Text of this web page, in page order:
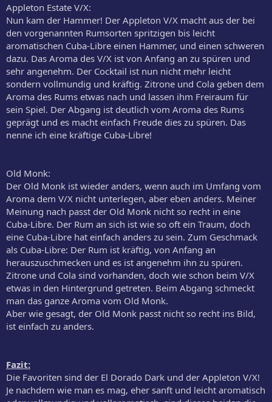
Appleton Estate V/X:
Nun kam der Hammer! Der Appleton V/X macht aus der bei
den vorgenannten Rumsorten spritzigen bis leicht
aromatischen Cuba-Libre einen Hammer, und einen schweren
dazu. Das Aroma des V/X ist von Anfang an zu spüren und
sehr angenehm. Der Cocktail ist nun nicht mehr leicht
sondern vollmundig und kräftig. Zitrone und Cola geben dem
Aroma des Rums etwas nach und lassen ihm Freiraum für
sein Spiel. Der Abgang ist deutlich vom Aroma des Rums
geprägt und es macht einfach Freude dies zu spüren. Das
nenne ich eine kräftige Cuba-Libre!
Old Monk:
Der Old Monk ist wieder anders, wenn auch im Umfang vom
Aroma dem V/X nicht unterlegen, aber eben anders. Meiner
Meinung nach passt der Old Monk nicht so recht in eine
Cuba-Libre. Der Rum an sich ist wie so oft ein Traum, doch
eine Cuba-Libre hat einfach anders zu sein. Zum Geschmack
als Cuba-Libre: Der Rum ist kräftig, von Anfang an
herauszuschmecken und es ist angenehm ihn zu spüren.
Zitrone und Cola sind vorhanden, doch wie schon beim V/X
etwas in den Hintergrund getreten. Beim Abgang schmeckt
man das ganze Aroma vom Old Monk.
Aber wie gesagt, der Old Monk passt nicht so recht ins Bild,
ist einfach zu anders.
Fazit:
Die Favoriten sind der El Dorado Dark und der Appleton V/X!
Je nachdem wie man es mag, eher sanft und leicht aromatisch